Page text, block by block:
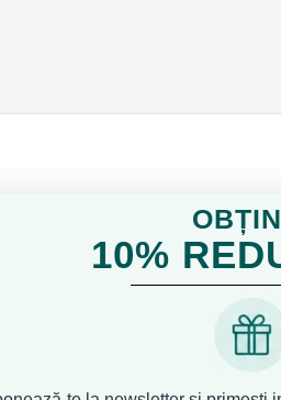
10%